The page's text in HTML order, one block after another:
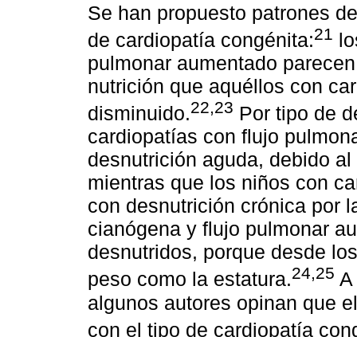
Se han propuesto patrones
de cardiopatía congénita:21
pulmonar aumentado
nutrición que aquéllos con
disminuido.22,23 Por tipo de
cardiopatías con flujo
desnutrición aguda, debido
mientras que los niños con
con desnutrición crónica por
cianógena y flujo pulmonar
desnutridos, porque desde
peso como la estatura.24,25 A
algunos autores opinan que
con el tipo de cardiopatía